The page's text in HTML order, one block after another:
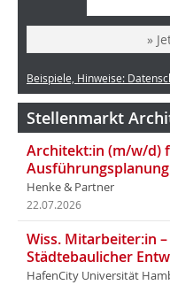
»
Beispiele, Hinweise:
Stellenmarkt
Architekt:in (m/w/d)
Henke & Partner
22.07.2026
Wiss. Mitarbeiter:in
Städtebaulicher
HafenCity Universität